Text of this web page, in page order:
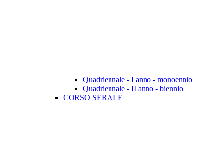
Quadriennale - I anno - monoennio
Quadriennale - II anno - biennio
CORSO SERALE